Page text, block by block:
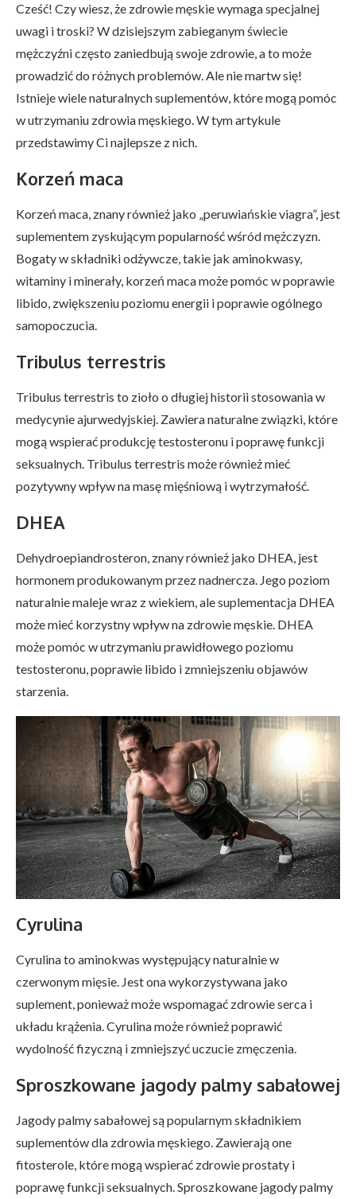
Cześć! Czy wiesz, że zdrowie męskie wymaga specjalnej
uwagi i troski? W dzisiejszym zabieganym świecie
mężczyźni często zaniedbują swoje zdrowie, a to może
prowadzić do różnych problemów. Ale nie martw się!
Istnieje wiele naturalnych suplementów, które mogą pomóc
w utrzymaniu zdrowia męskiego. W tym artykule
przedstawimy Ci najlepsze z nich.
Korzeń maca
Korzeń maca, znany również jako „peruwiańskie viagra”, jest
suplementem zyskującym popularność wśród mężczyzn.
Bogaty w składniki odżywcze, takie jak aminokwasy,
witaminy i minerały, korzeń maca może pomóc w poprawie
libido, zwiększeniu poziomu energii i poprawie ogólnego
samopoczucia.
Tribulus terrestris
Tribulus terrestris to zioło o długiej historii stosowania w
medycynie ajurwedyjskiej. Zawiera naturalne związki, które
mogą wspierać produkcję testosteronu i poprawę funkcji
seksualnych. Tribulus terrestris może również mieć
pozytywny wpływ na masę mięśniową i wytrzymałość.
DHEA
Dehydroepiandrosteron, znany również jako DHEA, jest
hormonem produkowanym przez nadnercza. Jego poziom
naturalnie maleje wraz z wiekiem, ale suplementacja DHEA
może mieć korzystny wpływ na zdrowie męskie. DHEA
może pomóc w utrzymaniu prawidłowego poziomu
testosteronu, poprawie libido i zmniejszeniu objawów
starzenia.
Cyrulina
Cyrulina to aminokwas występujący naturalnie w
czerwonym mięsie. Jest ona wykorzystywana jako
suplement, ponieważ może wspomagać zdrowie serca i
układu krążenia. Cyrulina może również poprawić
wydolność fizyczną i zmniejszyć uczucie zmęczenia.
Sproszkowane jagody palmy sabałowej
Jagody palmy sabałowej są popularnym składnikiem
suplementów dla zdrowia męskiego. Zawierają one
fitosterole, które mogą wspierać zdrowie prostaty i
poprawę funkcji seksualnych. Sproszkowane jagody palmy